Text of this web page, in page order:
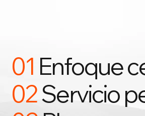
01 Enfoque
02Servicio